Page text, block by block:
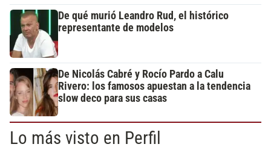
De qué murió Leandro Rud, el histórico
representante de modelos
De Nicolás Cabré y Rocío Pardo a Calu
Rivero: los famosos apuestan a la tendencia
slow deco para sus casas
Lo más visto en Perfil